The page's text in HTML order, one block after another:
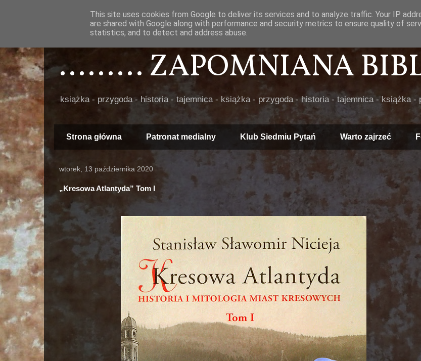
......... ZAPOMNIANA
książka - przygoda - historia - tajemnica - książka - przygoda - historia - tajemnica - książka
Strona główna Patronat medialny Klub Siedmiu Pytań Warto zajrzeć
wtorek, 13 października 2020
„Kresowa Atlantyda” Tom I
This site uses cookies from Google to deliver its services and to analyze traffic. Your IP
are shared with Google along with performance and security metrics to ensure quality of
statistics, and to detect and address abuse.